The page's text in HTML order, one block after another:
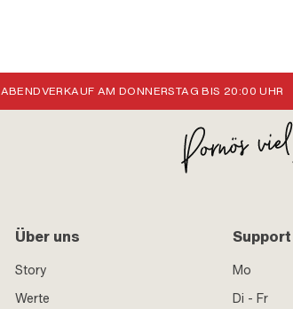
ABENDVERKAUF AM DONNERSTAG BIS 20:00 UHR
Über uns
Story
Werte
Support
Mo
Di - Fr